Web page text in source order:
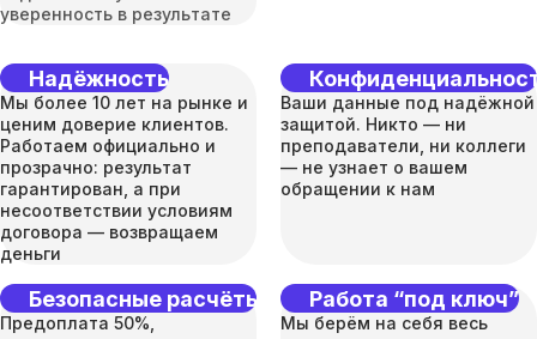
уверенность в результате
Надёжность
Мы более 10 лет на рынке и
ценим доверие клиентов.
Работаем официально и
прозрачно: результат
гарантирован, а при
несоответствии условиям
договора — возвращаем
деньги
Ваши данные под надёжной
защитой. Никто — ни
преподаватели, ни коллеги
— не узнает о вашем
обращении к нам
Безопасные расчёты
Предоплата 50%,
Работа “под ключ”
Мы берём на себя весь